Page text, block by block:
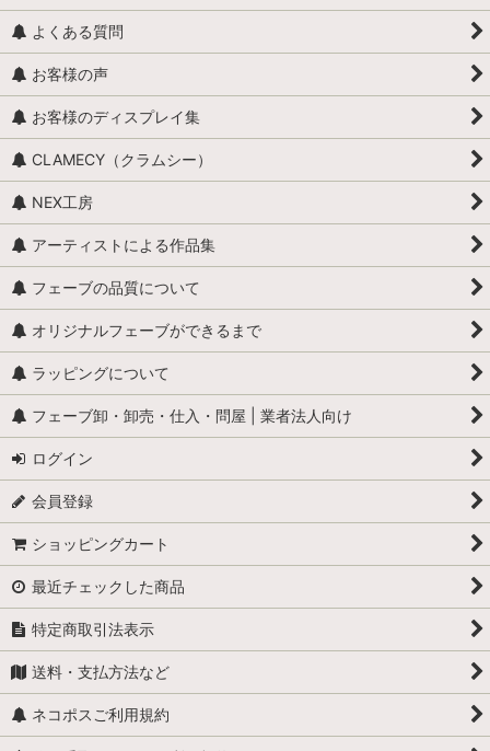
よくある質問
お客様の声
お客様のディスプレイ集
CLAMECY（クラムシー）
NEX工房
アーティストによる作品集
フェーブの品質について
オリジナルフェーブができるまで
ラッピングについて
フェーブ卸・卸売・仕入・問屋 | 業者法人向け
ログイン
会員登録
ショッピングカート
最近チェックした商品
特定商取引法表示
送料・支払方法など
ネコポスご利用規約